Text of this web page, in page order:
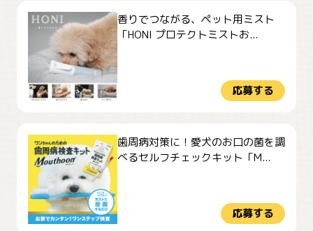
香りでつながる、ペット用ミスト
「HONI プロテクトミストお...
応募する
歯周病対策に！愛犬のお口の菌を調
べるセルフチェックキット「M...
応募する